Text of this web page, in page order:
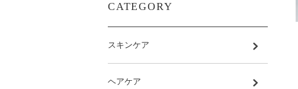
CATEGORY
スキンケア
ヘアケア